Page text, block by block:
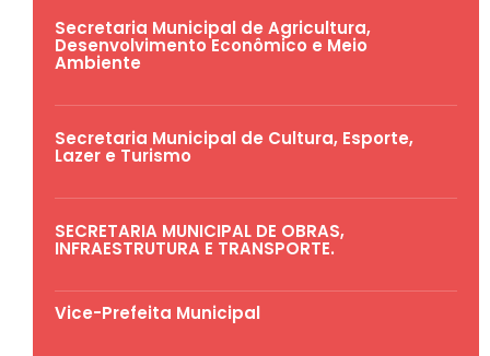
Secretaria Municipal de Agricultura,
Desenvolvimento Econômico e Meio
Ambiente
Secretaria Municipal de Cultura, Esporte,
Lazer e Turismo
SECRETARIA MUNICIPAL DE OBRAS,
INFRAESTRUTURA E TRANSPORTE.
Vice-Prefeita Municipal